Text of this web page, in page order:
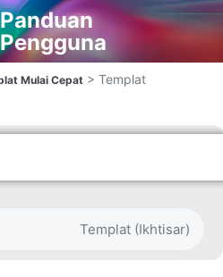
Panduan
Pengguna
Mulai Cepat > Templat
Templat (Ikhtisar)